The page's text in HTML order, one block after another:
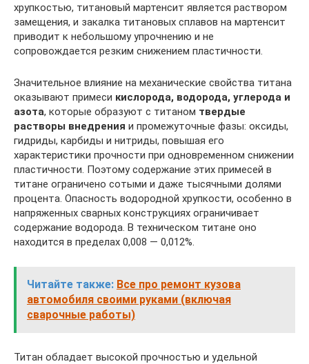
хрупкостью, титановый мартенсит является раствором
замещения, и закалка титановых сплавов на мартенсит
приводит к небольшому упрочнению и не
сопровождается резким снижением пластичности.
Значительное влияние на механические свойства титана
оказывают примеси кислорода, водорода, углерода и
азота, которые образуют с титаном твердые
растворы внедрения и промежуточные фазы: оксиды,
гидриды, карбиды и нитриды, повышая его
характеристики прочности при одновременном снижении
пластичности. Поэтому содержание этих примесей в
титане ограничено сотыми и даже тысячными долями
процента. Опасность водородной хрупкости, особенно в
напряженных сварных конструкциях ограничивает
содержание водорода. В техническом титане оно
находится в пределах 0,008 — 0,012%.
Читайте также: Все про ремонт кузова
автомобиля своими руками (включая
сварочные работы)
Титан обладает высокой прочностью и удельной